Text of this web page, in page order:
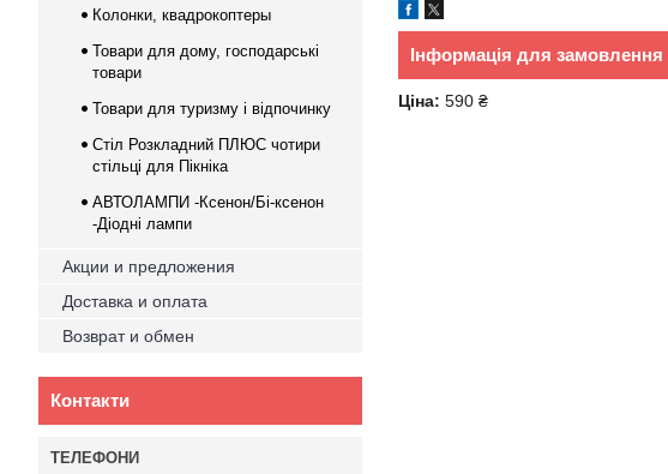
Інформація для замовлення
Ціна: 590 ₴
Колонки, квадрокоптеры
Товари для дому, господарські
товари
Товари для туризму і відпочинку
Стіл Розкладний ПЛЮС чотири
стільці для Пікніка
АВТОЛАМПИ -Ксенон/Бі-ксенон
-Діодні лампи
Акции и предложения
Доставка и оплата
Возврат и обмен
Контакти